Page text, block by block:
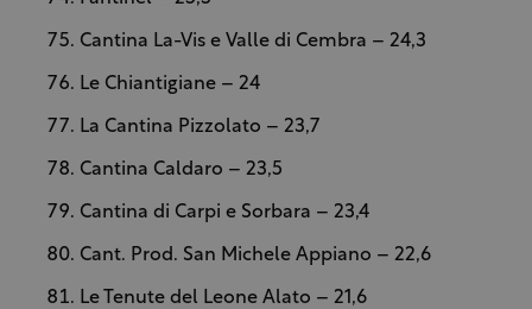
Cantina La-Vis e Valle di Cembra – 24,3
Le Chiantigiane – 24
La Cantina Pizzolato – 23,7
Cantina Caldaro – 23,5
Cantina di Carpi e Sorbara – 23,4
Cant. Prod. San Michele Appiano – 22,6
Le Tenute del Leone Alato – 21,6